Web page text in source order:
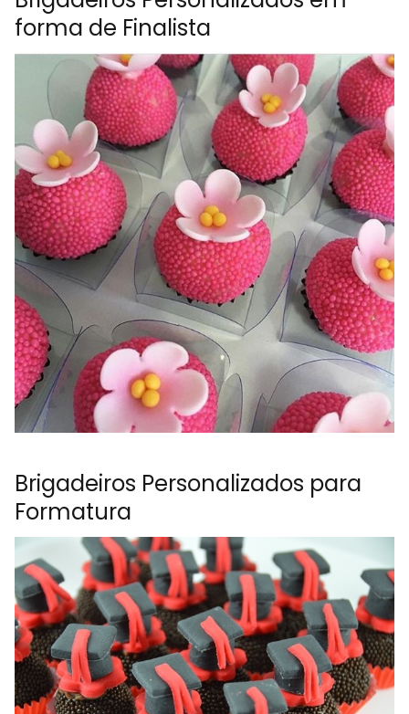
forma de Finalista
Brigadeiros Personalizados para
Formatura